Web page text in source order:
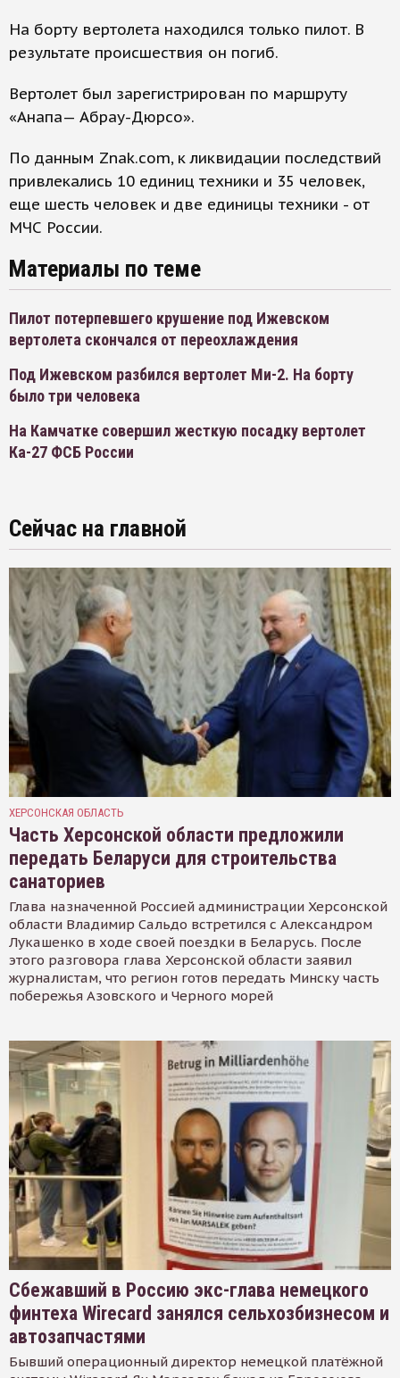
На борту вертолета находился только пилот. В
результате происшествия он погиб.
Вертолет был зарегистрирован по маршруту
«Анапа— Абрау-Дюрсо».
По данным Znak.com, к ликвидации последствий
привлекались 10 единиц техники и 35 человек,
еще шесть человек и две единицы техники - от
МЧС России.
Материалы по теме
Пилот потерпевшего крушение под Ижевском
вертолета скончался от переохлаждения
Под Ижевском разбился вертолет Ми-2. На борту
было три человека
На Камчатке совершил жесткую посадку вертолет
Ка-27 ФСБ России
Сейчас на главной
ХЕРСОНСКАЯ ОБЛАСТЬ
Часть Херсонской области предложили
передать Беларуси для строительства
санаториев
Глава назначенной Россией администрации Херсонской
области Владимир Сальдо встретился с Александром
Лукашенко в ходе своей поездки в Беларусь. После
этого разговора глава Херсонской области заявил
журналистам, что регион готов передать Минску часть
побережья Азовского и Черного морей
Сбежавший в Россию экс-глава немецкого
финтеха Wirecard занялся сельхозбизнесом и
автозапчастями
Бывший операционный директор немецкой платёжной